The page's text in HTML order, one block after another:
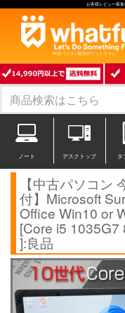
お客様レビュー
中古パソコン販売のワットファン
ノート デスクトップ タ
【中古パソコン
付】Microsoft
Office Win10 or
[Core i5 1035G7
]:良品